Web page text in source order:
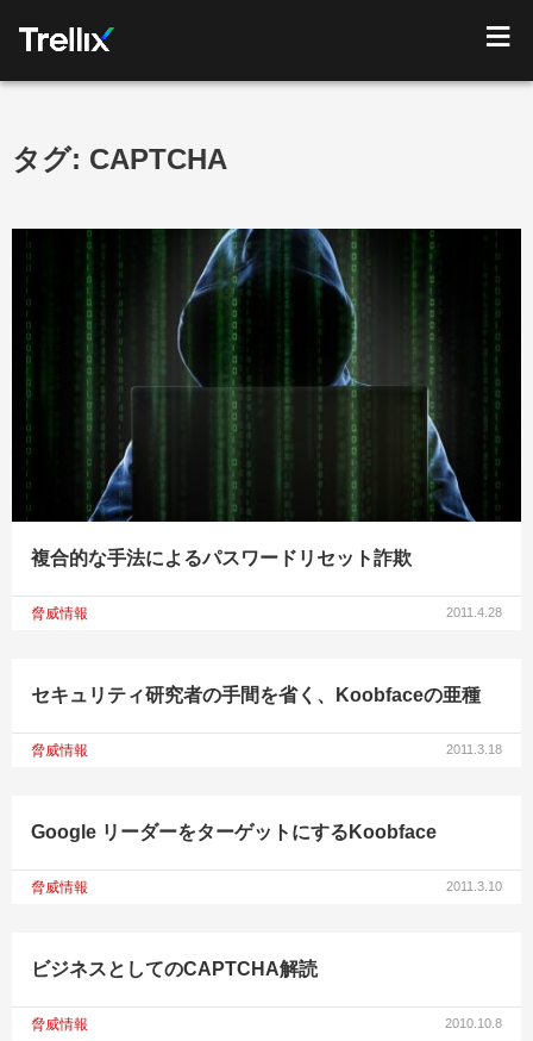
タグ: CAPTCHA
複合的な手法によるパスワードリセット詐欺
脅威情報 2011.4.28
セキュリティ研究者の手間を省く、Koobfaceの亜種
脅威情報 2011.3.18
Google リーダーをターゲットにするKoobface
脅威情報 2011.3.10
ビジネスとしてのCAPTCHA解読
脅威情報 2010.10.8